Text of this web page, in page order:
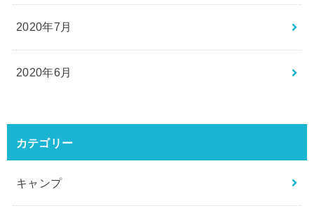
2020年7月
2020年6月
カテゴリー
キャンプ